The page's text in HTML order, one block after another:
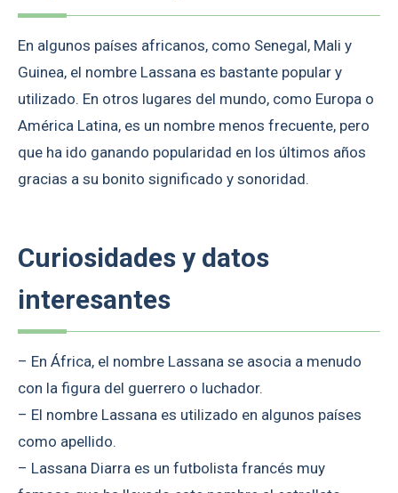
En algunos países africanos, como Senegal, Mali y
Guinea, el nombre Lassana es bastante popular y
utilizado. En otros lugares del mundo, como Europa o
América Latina, es un nombre menos frecuente, pero
que ha ido ganando popularidad en los últimos años
gracias a su bonito significado y sonoridad.
Curiosidades y datos
interesantes
– En África, el nombre Lassana se asocia a menudo
con la figura del guerrero o luchador.
– El nombre Lassana es utilizado en algunos países
como apellido.
– Lassana Diarra es un futbolista francés muy